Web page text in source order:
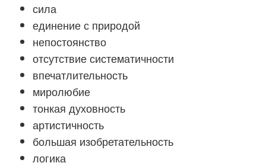
сила
единение с природой
непостоянство
отсутствие систематичности
впечатлительность
миролюбие
тонкая духовность
артистичность
большая изобретательность
логика